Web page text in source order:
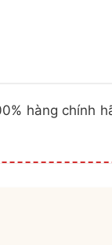
hàng chính